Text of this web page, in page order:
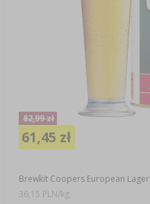
Brewkit Coopers European Lager
82,99 zł
61,45 zł
36,15 PLN/kg